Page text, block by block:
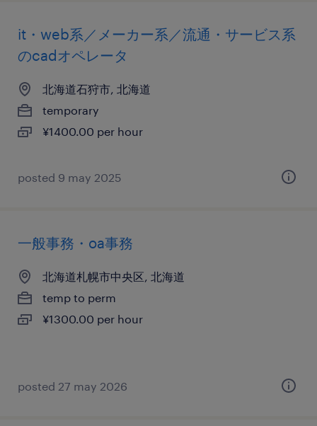
it・web系／メーカー系／流通・サービス系
のcadオペレータ
北海道石狩市, 北海道
temporary
¥1400.00 per hour
posted 9 may 2025
一般事務・oa事務
北海道札幌市中央区, 北海道
temp to perm
¥1300.00 per hour
posted 27 may 2026